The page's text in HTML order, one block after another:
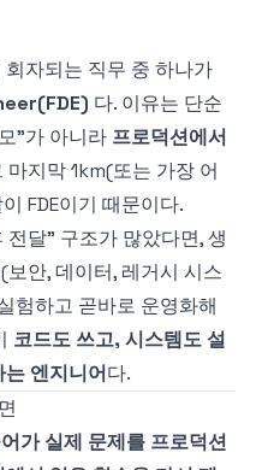
자되는 직무 중 하나가
다. 이유는 단순
”가 아니라 프로덕션에서
마지막 1km(또는 가장 어
FDE이기 때문이다.
달” 구조가 많았다면, 생
안, 데이터, 레거시 시스
험하고 곧바로 운영화해
코드도 쓰고, 시스템도 설
엔지니어다.
가 실제 문제를 프로덕션